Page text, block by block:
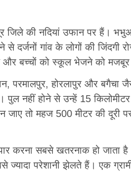
जिले की नदियां उफान पर हैं।
से दर्जनों गांव के लोगों की जिंदगी
और बच्चों को स्कूल भेजने को
परमालपुर, होरलापुर और बगैचा
पुल नहीं होने से उन्हें 15
तो महज 500 मीटर की दूरी
करना सबसे खतरनाक हो जाता
ज्यादा परेशानी झेलते हैं। एक